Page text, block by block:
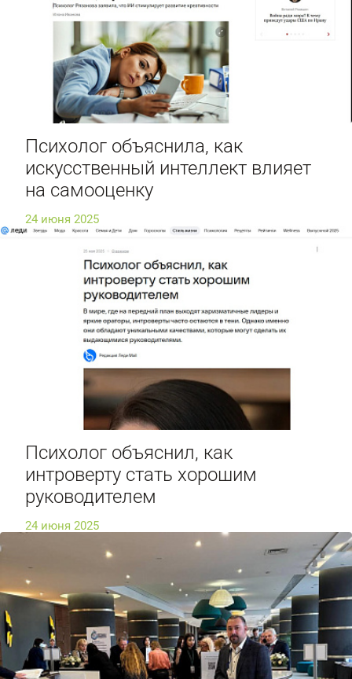
Психолог объяснила, как
искусственный интеллект влияет
на самооценку
24 июня 2025
Психолог объяснил, как
интроверту стать хорошим
руководителем
24 июня 2025